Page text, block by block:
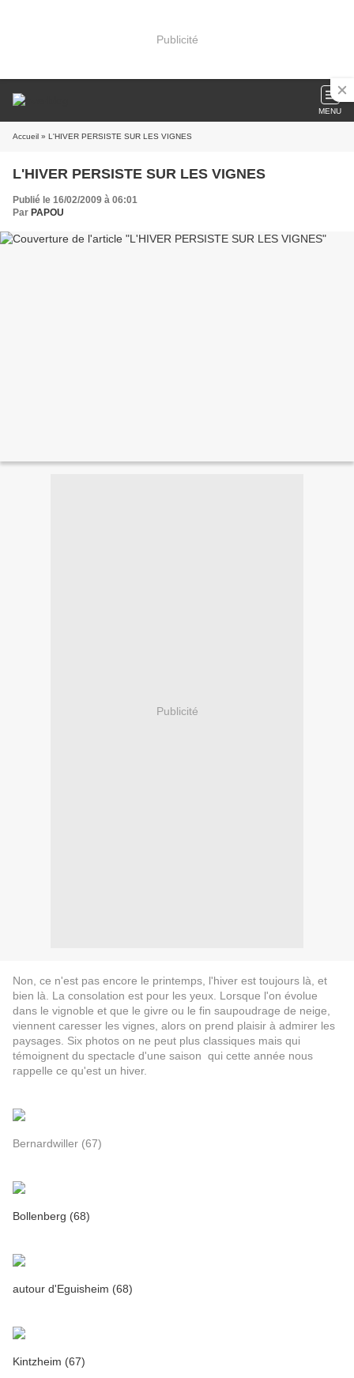
Publicité
MENU
Accueil » L'HIVER PERSISTE SUR LES VIGNES
L'HIVER PERSISTE SUR LES VIGNES
Publié le 16/02/2009 à 06:01
Par PAPOU
Publicité
Non, ce n'est pas encore le printemps, l'hiver est toujours là, et
bien là. La consolation est pour les yeux. Lorsque l'on évolue
dans le vignoble et que le givre ou le fin saupoudrage de neige,
viennent caresser les vignes, alors on prend plaisir à admirer les
paysages. Six photos on ne peut plus classiques mais qui
témoignent du spectacle d'une saison qui cette année nous
rappelle ce qu'est un hiver.
Bernardwiller (67)
Bollenberg (68)
autour d'Eguisheim (68)
Kintzheim (67)